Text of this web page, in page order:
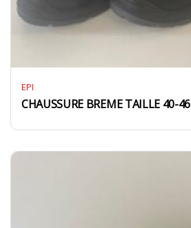
EPI
CHAUSSURE BREME TAILLE 40-46